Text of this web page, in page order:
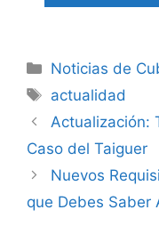
Categories
Noticias de
Tags
actualidad
Actualización:
Caso del Taiguer
Nuevos
que Debes Saber